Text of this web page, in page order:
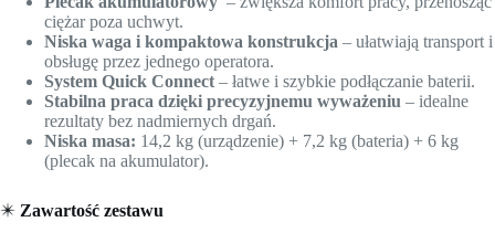
ciężar poza uchwyt.
Niska waga i kompaktowa konstrukcja – ułatwiają transport i
obsługę przez jednego operatora.
System Quick Connect– łatwe i szybkie podłączanie baterii.
Stabilna praca dzięki precyzyjnemu wyważeniu – idealne
rezultaty bez nadmiernych drgań.
Niska masa: 14,2 kg (urządzenie) + 7,2 kg (bateria) + 6 kg
(plecak na akumulator).
✴️ Zawartość zestawu